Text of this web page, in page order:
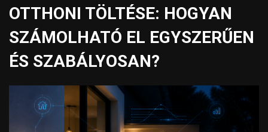
OTTHONI TÖLTÉSE: HOGYAN
SZÁMOLHATÓ EL EGYSZERŰEN
ÉS SZABÁLYOSAN?